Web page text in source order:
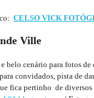
CELSO VICK
Ville
belo cenário para fotos
convidados, pista de
fica pertinho de